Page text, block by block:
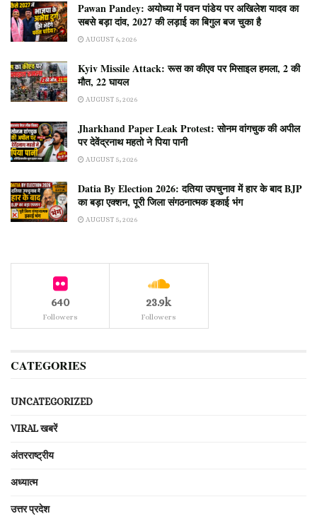
Pawan Pandey: अयोध्या में पवन पांडेय पर अखिलेश यादव का
सबसे बड़ा दांव, 2027 की लड़ाई का बिगुल बज चुका है
AUGUST 6, 2026
Kyiv Missile Attack: रूस का कीएव पर मिसाइल हमला, 2 की
मौत, 22 घायल
AUGUST 5, 2026
Jharkhand Paper Leak Protest: सोनम वांगचुक की अपील
पर देवेंद्रनाथ महतो ने पिया पानी
AUGUST 5, 2026
Datia By Election 2026: दतिया उपचुनाव में हार के बाद BJP
का बड़ा एक्शन, पूरी जिला संगठनात्मक इकाई भंग
AUGUST 5, 2026
640
Followers
23.9k
Followers
CATEGORIES
UNCATEGORIZED
VIRAL खबरें
अंतरराष्ट्रीय
अध्यात्म
उत्तर प्रदेश